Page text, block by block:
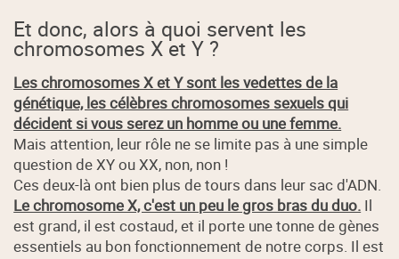
Et donc, alors à quoi servent les
chromosomes X et Y ?
Les chromosomes X et Y sont les vedettes de la
génétique, les célèbres chromosomes sexuels qui
décident si vous serez un homme ou une femme.
Mais attention, leur rôle ne se limite pas à une simple
question de XY ou XX, non, non !
Ces deux-là ont bien plus de tours dans leur sac d'ADN.
Le chromosome X, c'est un peu le gros bras du duo. Il
est grand, il est costaud, et il porte une tonne de gènes
essentiels au bon fonctionnement de notre corps. Il est